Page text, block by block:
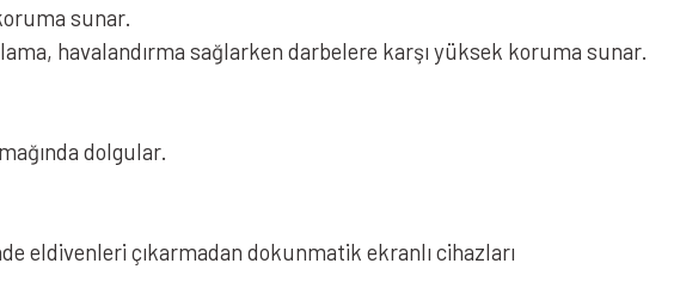
sunar.
havalandırma sağlarken darbelere karşı yüksek koruma sunar.
dolgular.
eldivenleri çıkarmadan dokunmatik ekranlı cihazları